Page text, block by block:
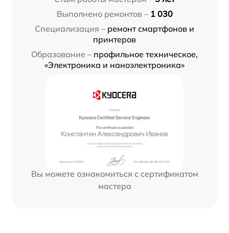
Выполнено ремонтов – 1 030
Специализация – ремонт смартфонов и
принтеров
Образование – профильное техническое,
«Электроника и наноэлектроника»
Вы можете ознакомиться с сертификатом
мастера